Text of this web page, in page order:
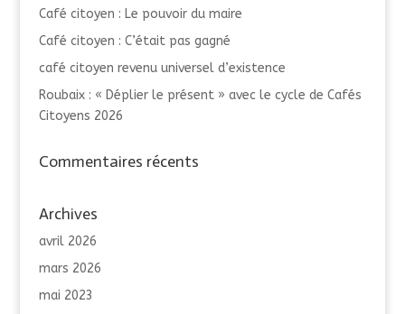
Café citoyen : Le pouvoir du maire
Café citoyen : C’était pas gagné
café citoyen revenu universel d’existence
Roubaix : « Déplier le présent » avec le cycle de Cafés
Citoyens 2026
Commentaires récents
Archives
avril 2026
mars 2026
mai 2023